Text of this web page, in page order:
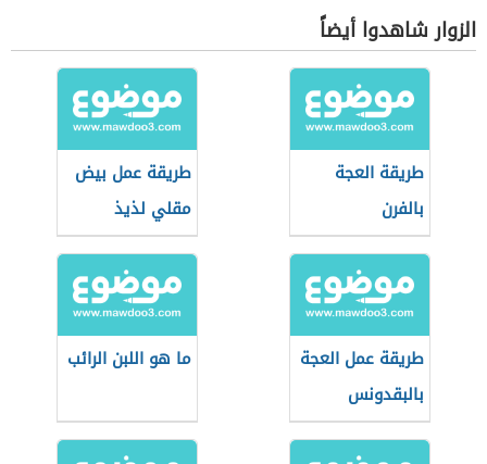
الزوار شاهدوا أيضاً
طريقة العجة
بالفرن
طريقة عمل بيض
مقلي لذيذ
طريقة عمل العجة
بالبقدونس
والبيض
ما هو اللبن الرائب